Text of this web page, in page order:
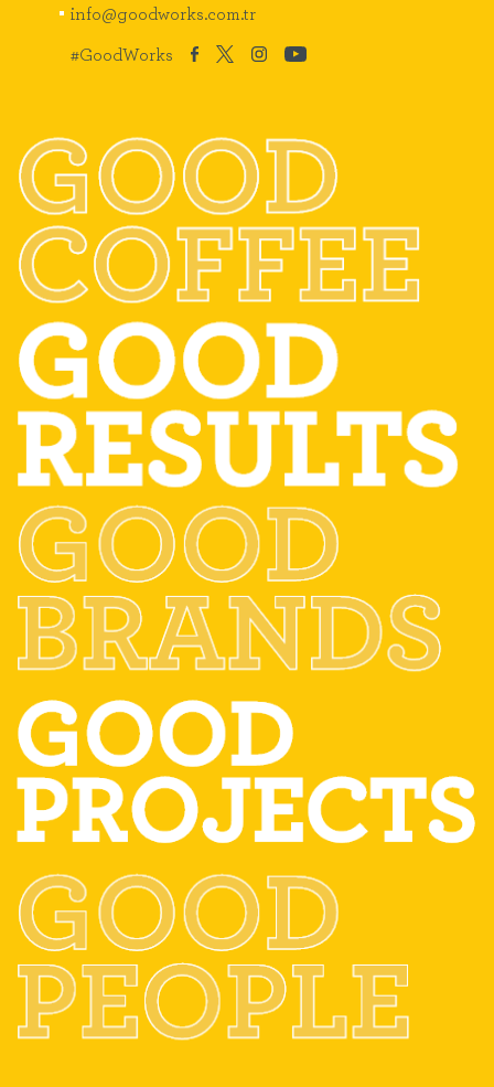
info@goodworks.com.tr
#GoodWorks